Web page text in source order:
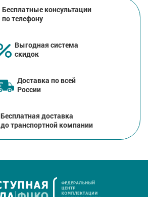
Бесплатные консультации
по телефону
Выгодная система
скидок
Доставка по всей
России
Бесплатная доставка
до транспортной компании